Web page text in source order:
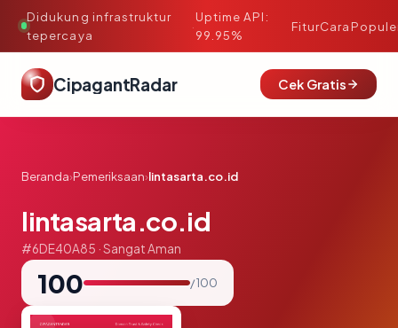
Didukung infrastruktur
tepercaya
·
Uptime API:
99.95%
FiturCara
CipagantRadar Cek Gratis
Beranda›Pemeriksaan›lintasarta.co.id
lintasarta.co.id
#6DE40A85 · Sangat Aman
100 / 100